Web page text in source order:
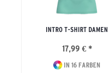
INTRO T-SHIRT DAMEN
17,99 € *
IN 16 FARBEN